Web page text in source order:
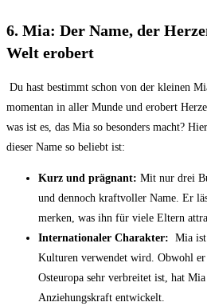
6. Mia: Der Name, der
Welt erobert
Du hast⁢ bestimmt schon von der kleinen
momentan in aller Munde und erobert
was ist es, das Mia so besonders macht?
dieser Name so beliebt ⁢ist:
Kurz und ⁤prägnant: Mit ⁢nur ‌drei
und dennoch kraftvoller Name.​ Er
merken, was ⁤ihn für viele Eltern
Internationaler Charakter:
Mia⁤
Kulturen verwendet wird. ⁤Obwohl
Osteuropa sehr verbreitet ist,‍ hat
⁤Anziehungskraft entwickelt.